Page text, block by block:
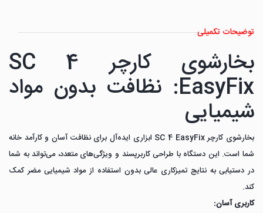
توضیحات تکمیلی
بخارشوی کارچر SC 4
EasyFix: نظافت بدون مواد
شیمیایی
بخارشوی کارچر SC 4 EasyFix ابزاری ایده‌آل برای نظافت آسان و کارآمد خانه
شما است. این دستگاه با طراحی کاربرپسند و ویژگی‌های متعدد، می‌تواند به شما
در دستیابی به نتایج تمیزکاری عالی بدون استفاده از مواد شیمیایی مضر کمک
کند.
کاربری آسان: